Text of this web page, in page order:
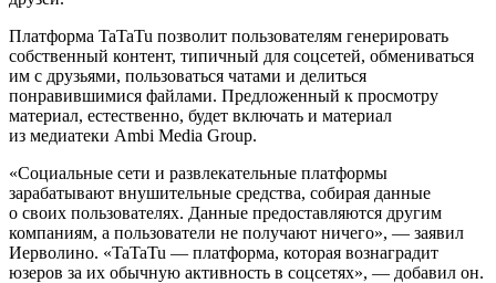
Платформа TaTaTu позволит пользователям генерировать
собственный контент, типичный для соцсетей, обмениваться
им с друзьями, пользоваться чатами и делиться
понравившимися файлами. Предложенный к просмотру
материал, естественно, будет включать и материал
из медиатеки Ambi Media Group.
«Социальные сети и развлекательные платформы
зарабатывают внушительные средства, собирая данные
о своих пользователях. Данные предоставляются другим
компаниям, а пользователи не получают ничего», — заявил
Иерволино. «TaTaTu — платформа, которая вознаградит
юзеров за их обычную активность в соцсетях», — добавил он.